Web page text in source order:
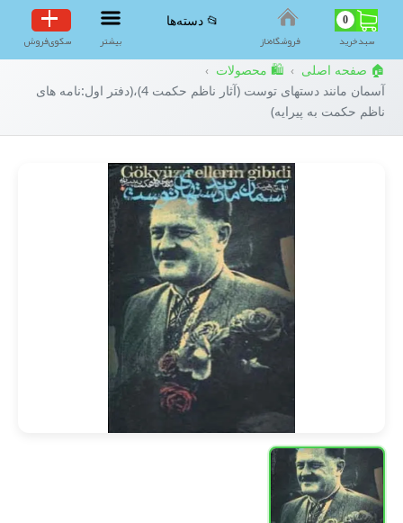
0
سبد‌خرید فروشگاه‌ناز
📂 دسته‌ها
بیشتر سکوی‌فروش
🏠 صفحه اصلی › 🛍️ محصولات ›
آسمان مانند دستهای توست (آثار ناظم حکمت 4)،(دفتر اول:نامه های
ناظم حکمت به پیرایه)